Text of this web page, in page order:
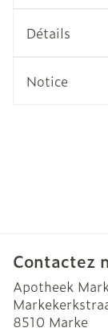
Détails
Notice
Contactez
Apotheek
8510 Marke